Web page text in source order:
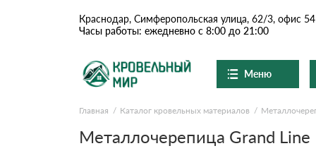
Краснодар, Симферопольская улица, 62/3, офис 54
Часы работы: ежедневно с 8:00 до 21:00
Меню
О компании
Доставка и оплата
Вопросы-ответы
Ондулин и шифер
Главная Каталог кровельных материалов
Металлочерепица Grand